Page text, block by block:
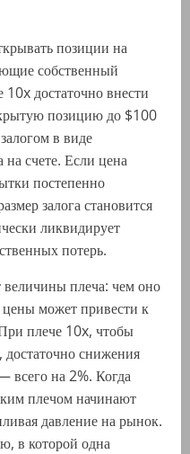
позиции на
собственный
достаточно внести
позицию до $100
в виде
на счете. Если цена
постепенно
залога становится
ликвидирует
потерь.
плеча: чем оно
может привести к
плече 10x, чтобы
снижения
всего на 2%. Когда
плечом начинают
давление на рынок.
в которой одна